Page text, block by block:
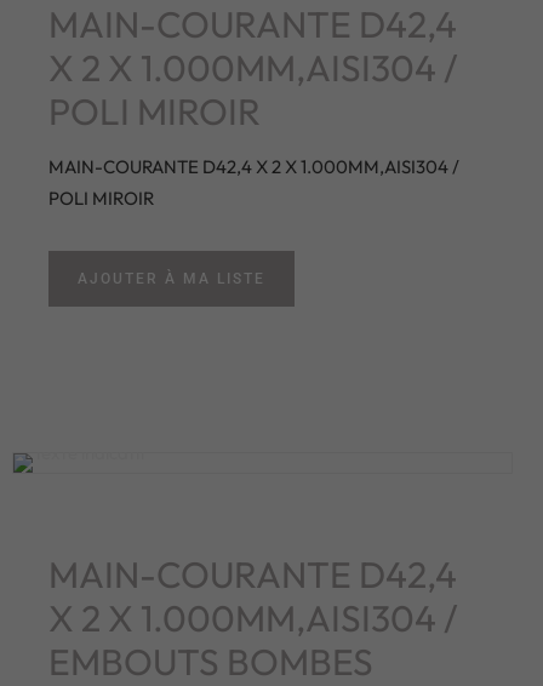
MAIN-COURANTE D42,4
X 2 X 1.000MM,AISI304 /
POLI MIROIR
MAIN-COURANTE D42,4 X 2 X 1.000MM,AISI304 /
POLI MIROIR
AJOUTER À MA LISTE
MAIN-COURANTE D42,4
X 2 X 1.000MM,AISI304 /
EMBOUTS BOMBES